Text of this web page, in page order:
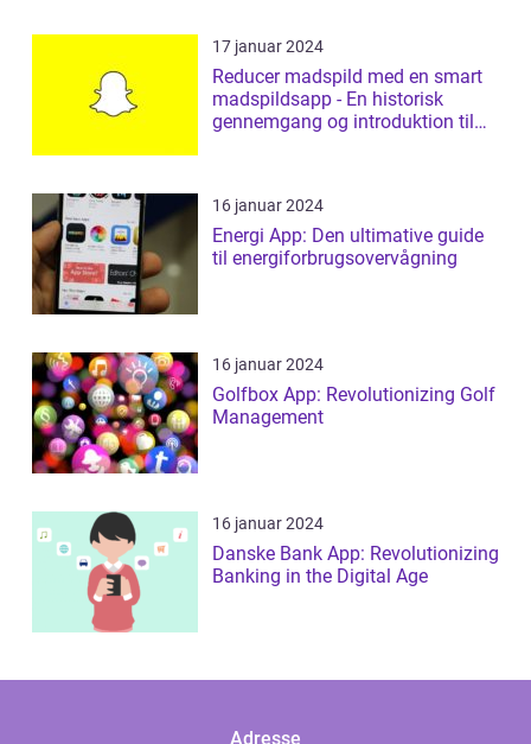
17 januar 2024
Reducer madspild med en smart
madspildsapp - En historisk
gennemgang og introduktion til
16 januar 2024
Energi App: Den ultimative guide
til energiforbrugsovervågning
16 januar 2024
Golfbox App: Revolutionizing Golf
Management
16 januar 2024
Danske Bank App: Revolutionizing
Banking in the Digital Age
Adresse